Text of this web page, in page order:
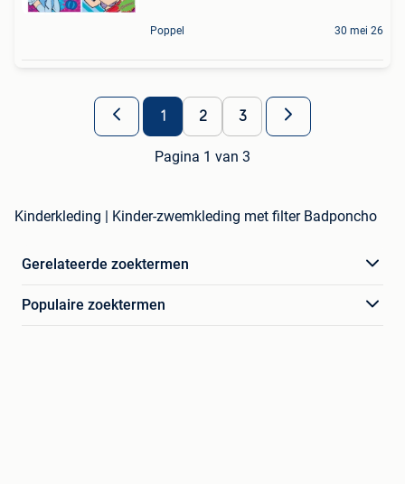
Poppel 30 mei 26
1 2 3
Pagina 1 van 3
Kinderkleding | Kinder-zwemkleding met filter Badponcho
Gerelateerde zoektermen
Populaire zoektermen